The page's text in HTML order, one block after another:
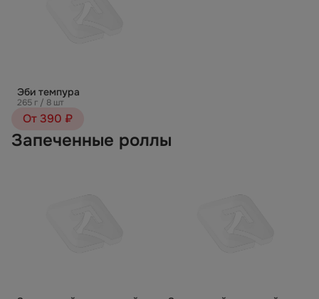
Эби темпура
265 г / 8 шт
От 390 ₽
Запеченные роллы